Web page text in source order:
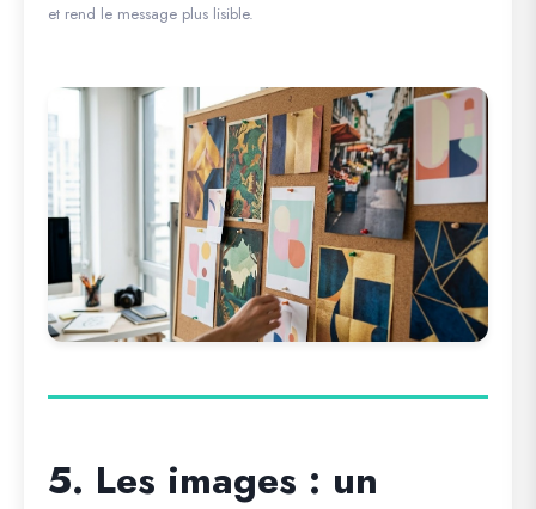
et rend le message plus lisible.
5. Les images : un